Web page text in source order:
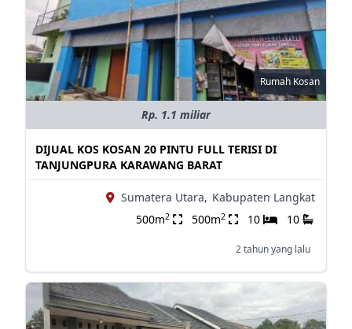
Rumah Kosan
Rp. 1.1 miliar
DIJUAL KOS KOSAN 20 PINTU FULL TERISI DI
TANJUNGPURA KARAWANG BARAT
Sumatera Utara, Kabupaten Langkat
500m2 500m2 10 10
2 tahun yang lalu